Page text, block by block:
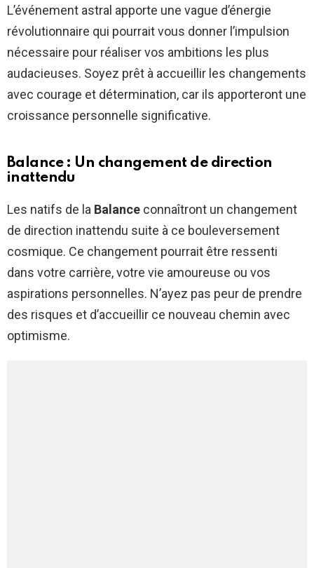
L’événement astral apporte une vague d’énergie
révolutionnaire qui pourrait vous donner l’impulsion
nécessaire pour réaliser vos ambitions les plus
audacieuses. Soyez prêt à accueillir les changements
avec courage et détermination, car ils apporteront une
croissance personnelle significative.
Balance : Un changement de direction
inattendu
Les natifs de la Balance connaîtront un changement
de direction inattendu suite à ce bouleversement
cosmique. Ce changement pourrait être ressenti
dans votre carrière, votre vie amoureuse ou vos
aspirations personnelles. N’ayez pas peur de prendre
des risques et d’accueillir ce nouveau chemin avec
optimisme.